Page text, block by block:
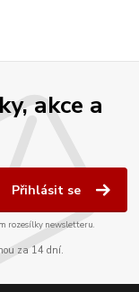
akce a
Přihlásit se
rozesílky newsletteru.
za 14 dní.